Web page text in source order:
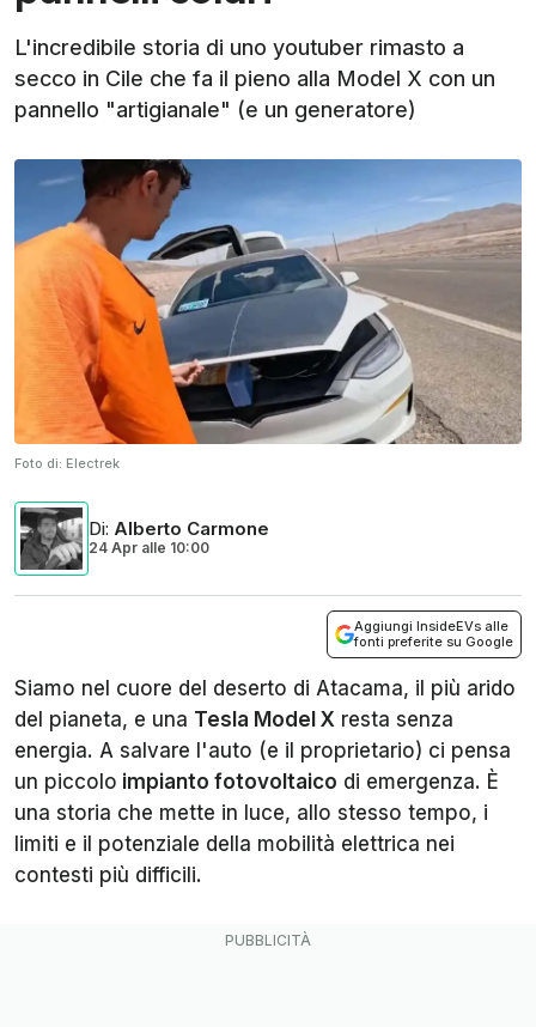
L'incredibile storia di uno youtuber rimasto a
secco in Cile che fa il pieno alla Model X con un
pannello "artigianale" (e un generatore)
Foto di: Electrek
Di: Alberto Carmone
24 Apr alle 10:00
Aggiungi InsideEVs alle
fonti preferite su Google
Siamo nel cuore del deserto di Atacama, il più arido
del pianeta, e una Tesla Model X resta senza
energia. A salvare l'auto (e il proprietario) ci pensa
un piccolo impianto fotovoltaico di emergenza. È
una storia che mette in luce, allo stesso tempo, i
limiti e il potenziale della mobilità elettrica nei
contesti più difficili.